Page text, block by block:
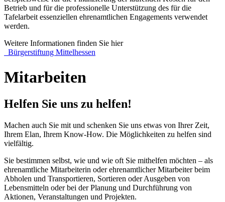
Betrieb und für die professionelle Unterstützung des für die
Tafelarbeit essenziellen ehrenamtlichen Engagements verwendet
werden.
Weitere Informationen finden Sie hier
Bürgerstiftung Mittelhessen
Mitarbeiten
Helfen Sie uns zu helfen!
Machen auch Sie mit und schenken Sie uns etwas von Ihrer Zeit,
Ihrem Elan, Ihrem Know-How. Die Möglichkeiten zu helfen sind
vielfältig.
Sie bestimmen selbst, wie und wie oft Sie mithelfen möchten – als
ehrenamtliche Mitarbeiterin oder ehrenamtlicher Mitarbeiter beim
Abholen und Transportieren, Sortieren oder Ausgeben von
Lebensmitteln oder bei der Planung und Durchführung von
Aktionen, Veranstaltungen und Projekten.